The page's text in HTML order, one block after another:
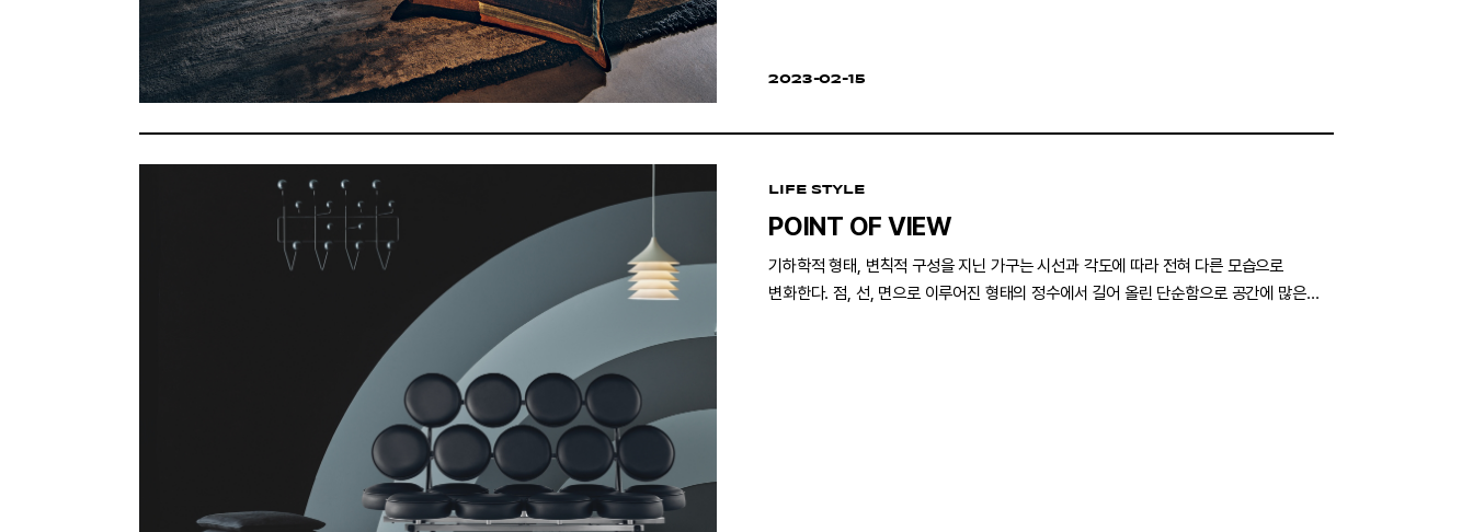
2023-02-15
LIFE STYLE
POINT OF VIEW
기하학적 형태, 변칙적 구성을 지닌 가구는 시선과 각도에 따라 전혀 다른 모습으로
변화한다. 점, 선, 면으로 이루어진 형태의 정수에서 길어 올린 단순함으로 공간에 많은